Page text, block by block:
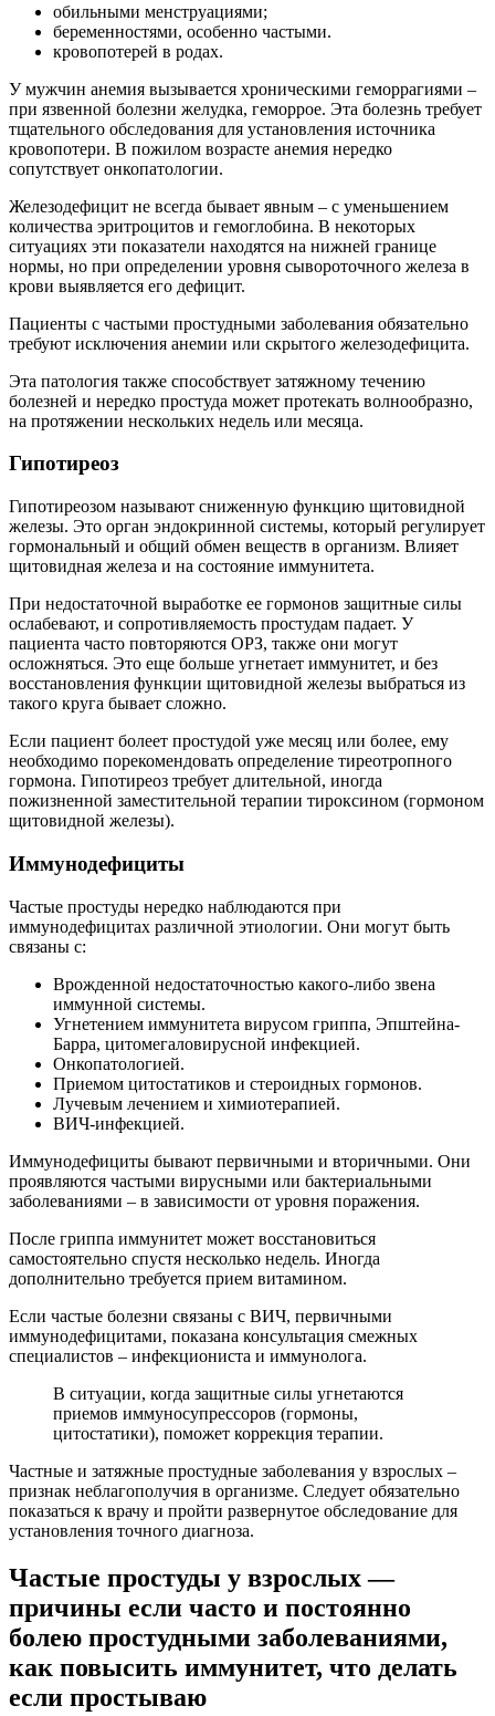
обильными менструациями;
беременностями, особенно частыми.
кровопотерей в родах.
У мужчин анемия вызывается хроническими геморрагиями –
при язвенной болезни желудка, геморрое. Эта болезнь требует
тщательного обследования для установления источника
кровопотери. В пожилом возрасте анемия нередко
сопутствует онкопатологии.
Железодефицит не всегда бывает явным – с уменьшением
количества эритроцитов и гемоглобина. В некоторых
ситуациях эти показатели находятся на нижней границе
нормы, но при определении уровня сывороточного железа в
крови выявляется его дефицит.
Пациенты с частыми простудными заболевания обязательно
требуют исключения анемии или скрытого железодефицита.
Эта патология также способствует затяжному течению
болезней и нередко простуда может протекать волнообразно,
на протяжении нескольких недель или месяца.
Гипотиреоз
Гипотиреозом называют сниженную функцию щитовидной
железы. Это орган эндокринной системы, который регулирует
гормональный и общий обмен веществ в организм. Влияет
щитовидная железа и на состояние иммунитета.
При недостаточной выработке ее гормонов защитные силы
ослабевают, и сопротивляемость простудам падает. У
пациента часто повторяются ОРЗ, также они могут
осложняться. Это еще больше угнетает иммунитет, и без
восстановления функции щитовидной железы выбраться из
такого круга бывает сложно.
Если пациент болеет простудой уже месяц или более, ему
необходимо порекомендовать определение тиреотропного
гормона. Гипотиреоз требует длительной, иногда
пожизненной заместительной терапии тироксином (гормоном
щитовидной железы).
Иммунодефициты
Частые простуды нередко наблюдаются при
иммунодефицитах различной этиологии. Они могут быть
связаны с:
Врожденной недостаточностью какого-либо звена
иммунной системы.
Угнетением иммунитета вирусом гриппа, Эпштейна-
Барра, цитомегаловирусной инфекцией.
Онкопатологией.
Приемом цитостатиков и стероидных гормонов.
Лучевым лечением и химиотерапией.
ВИЧ-инфекцией.
Иммунодефициты бывают первичными и вторичными. Они
проявляются частыми вирусными или бактериальными
заболеваниями – в зависимости от уровня поражения.
После гриппа иммунитет может восстановиться
самостоятельно спустя несколько недель. Иногда
дополнительно требуется прием витамином.
Если частые болезни связаны с ВИЧ, первичными
иммунодефицитами, показана консультация смежных
специалистов – инфекциониста и иммунолога.
В ситуации, когда защитные силы угнетаются
приемов иммуносупрессоров (гормоны,
цитостатики), поможет коррекция терапии.
Частные и затяжные простудные заболевания у взрослых –
признак неблагополучия в организме. Следует обязательно
показаться к врачу и пройти развернутое обследование для
установления точного диагноза.
Частые простуды у взрослых —
причины если часто и постоянно
болею простудными заболеваниями,
как повысить иммунитет, что делать
если простываю